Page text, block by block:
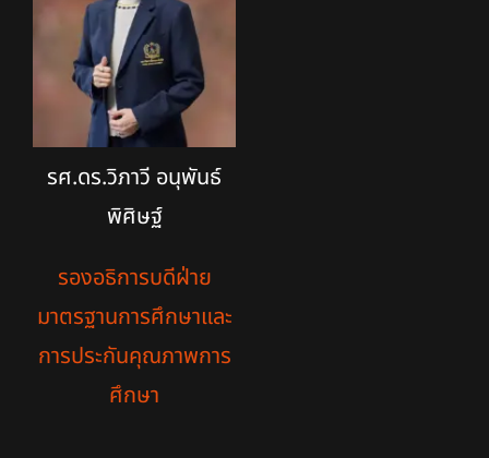
รศ.ดร.วิภาวี อนุพันธ์
พิศิษฐ์
รองอธิการบดีฝ่าย
มาตรฐานการศึกษาและ
การประกันคุณภาพการ
ศึกษา